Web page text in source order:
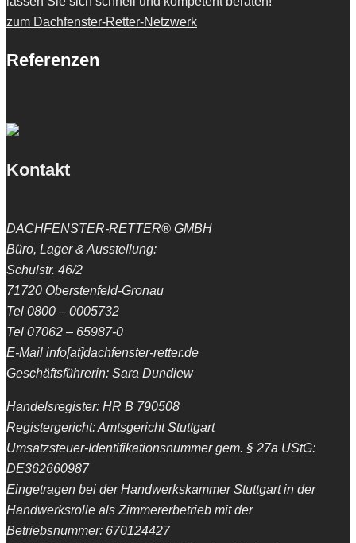
zum Dachfenster-Retter-Netzwerk
Referenzen
Kontakt
DACHFENSTER-RETTER® GMBH
Büro, Lager & Ausstellung:
Schulstr. 46/2
71720 Oberstenfeld-Gronau
Tel 0800 – 0005732
Tel 07062 – 65987-0
E-Mail info[at]dachfenster-retter.de
Geschäftsführerin: Sara Dundiew
Handelsregister: HR B 790508
Registergericht: Amtsgericht Stuttgart
Umsatzsteuer-Identifikationsnummer gem. § 27a UStG:
DE362660987
Eingetragen bei der Handwerkskammer Stuttgart in der
Handwerksrolle als Zimmererbetrieb mit der
Betriebsnummer: 670124427